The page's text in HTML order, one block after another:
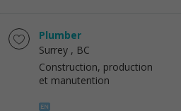
Plumber
Surrey , BC
Construction, production
et manutention